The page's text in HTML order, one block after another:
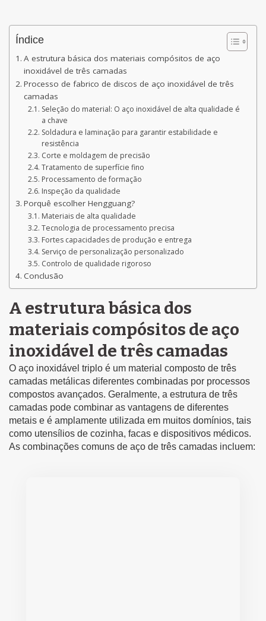
Índice
A estrutura básica dos materiais compósitos de aço
inoxidável de três camadas
Processo de fabrico de discos de aço inoxidável de três
camadas
Seleção do material: O aço inoxidável de alta qualidade é
a chave
Soldadura e laminação para garantir estabilidade e
resistência
Corte e moldagem de precisão
Tratamento de superfície fino
Processamento de formação
Inspeção da qualidade
Porquê escolher Hengguang?
Materiais de alta qualidade
Tecnologia de processamento precisa
Fortes capacidades de produção e entrega
Serviço de personalização personalizado
Controlo de qualidade rigoroso
Conclusão
A estrutura básica dos
materiais compósitos de aço
inoxidável de três camadas
O aço inoxidável triplo é um material composto de três
camadas metálicas diferentes combinadas por processos
compostos avançados. Geralmente, a estrutura de três
camadas pode combinar as vantagens de diferentes
metais e é amplamente utilizada em muitos domínios, tais
como utensílios de cozinha, facas e dispositivos médicos.
As combinações comuns de aço de três camadas incluem: